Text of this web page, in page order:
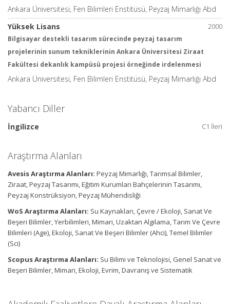
Ankara Üniversitesi, Fen Bilimleri Enstitüsü, Peyzaj Mimarlığı Abd
2000
Yüksek Lisans
Bilgisayar destekli tasarım sürecinde peyzaj tasarım
projelerinin sunum tekniklerinin Ankara Üniversitesi Ziraat
Fakültesi dekanlık kampüsü projesi örneğinde irdelenmesi
Ankara Üniversitesi, Fen Bilimleri Enstitüsü, Peyzaj Mimarlığı Abd
Yabancı Diller
C1 İleri
İngilizce
Araştırma Alanları
Avesis Araştırma Alanları: Peyzaj Mimarlığı, Tarımsal Bilimler,
Ziraat, Peyzaj Tasarımı, Eğitim Kurumları Bahçelerinin Tasarımı,
Peyzaj Konstrüksiyon, Peyzaj Mühendisliği
WoS Araştırma Alanları: Su Kaynakları, Çevre / Ekoloji, Sanat Ve
Beşeri Bilimler, Yerbilimleri, Mimari, Uzaktan Algılama, Tarım Ve Çevre
Bilimleri (Age), Ekoloji, Sanat Ve Beşeri Bilimler (Ahci), Temel Bilimler
(Sci)
Scopus Araştırma Alanları: Su Bilimi ve Teknolojisi, Genel Sanat ve
Beşeri Bilimler, Mimari, Ekoloji, Evrim, Davranış ve Sistematik